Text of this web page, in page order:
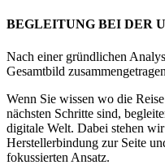
BEGLEITUNG BEI DER
Nach einer gründlichen
Gesamtbild
Wenn Sie wissen wo die
nächsten Schritte sind,
digitale Welt. Dabei stehen
Herstellerbindung zur Seite
fokussierten Ansatz.